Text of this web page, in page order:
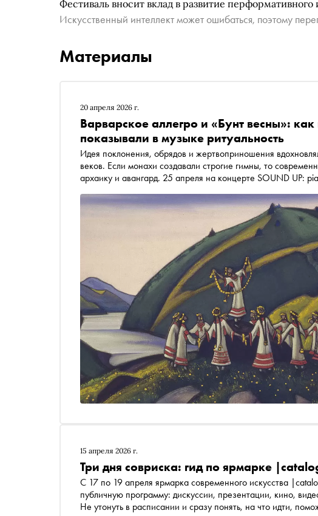
Фестиваль вносит вклад в развитие перформативного
Искусственный интеллект может ошибаться, поэтому
Материалы
20 апреля 2026 г.
Варварское аллегро и «Бунт весны»:
показывали в музыке ритуальность
Идея поклонения, обрядов и жертвоприношения
веков. Если монахи создавали строгие гимны, то
архаику и авангард. 25 апреля на концерте SOUND UP: piano day в историческом Доме Пашкова
рассказываем, как композиторы XX века переосмысляли
15 апреля 2026 г.
Три дня совриска: гид по ярмарке
С 17 по 19 апреля ярмарка современного искусства
публичную программу: дискуссии, презентации, кино,
Не утонуть в расписании и сразу понять, на что идти,